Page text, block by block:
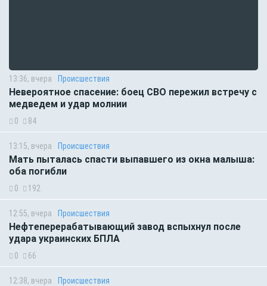
13:36, вчера Происшествия
Невероятное спасение: боец СВО пережил встречу с
медведем и удар молнии
0 84
13:15, вчера Происшествия
Мать пыталась спасти выпавшего из окна малыша:
оба погибли
0 192
12:55, вчера Происшествия
Нефтеперерабатывающий завод вспыхнул после
удара украинских БПЛА
0 66
12:38, вчера Происшествия